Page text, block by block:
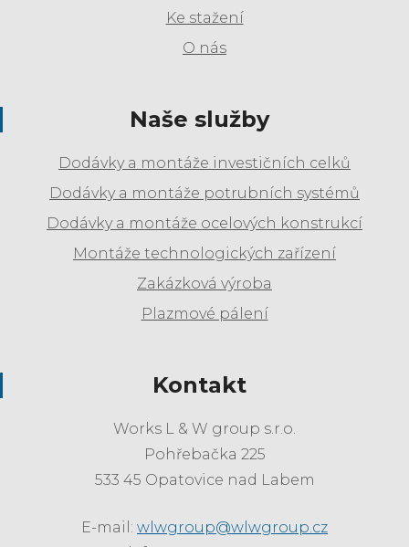
Ke stažení
O nás
Naše služby
Dodávky a montáže investičních celků
Dodávky a montáže potrubních systémů
Dodávky a montáže ocelových konstrukcí
Montáže technologických zařízení
Zakázková výroba
Plazmové pálení
Kontakt
Works L & W group s.r.o.
Pohřebačka 225
533 45 Opatovice nad Labem
E-mail: wlwgroup@wlwgroup.cz